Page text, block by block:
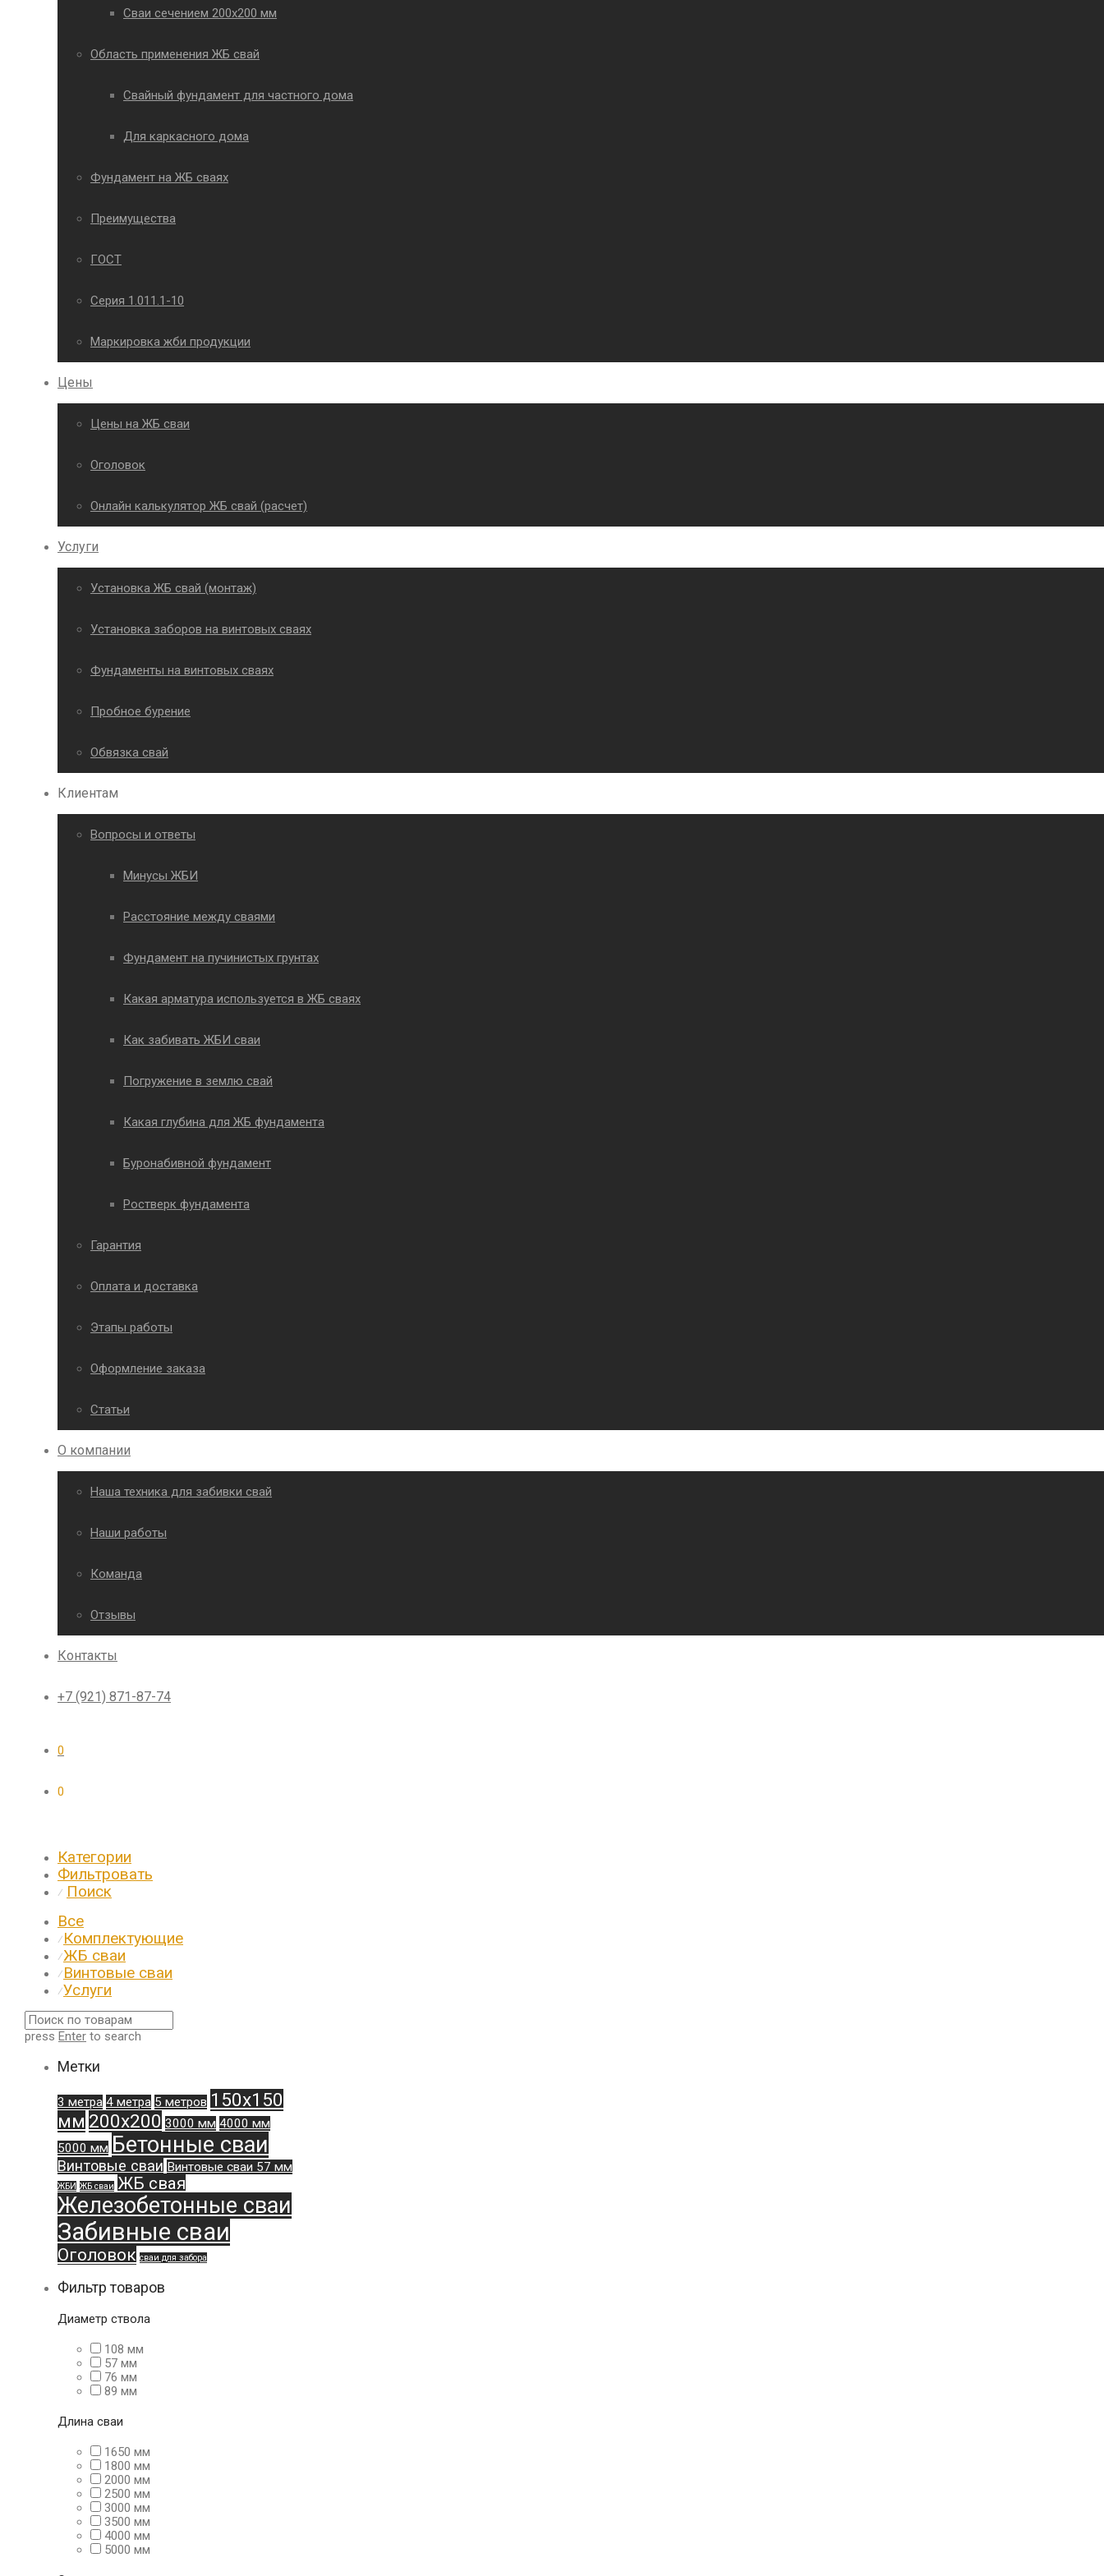
Сваи сечением 200х200 мм
Область применения ЖБ свай
Свайный фундамент для частного дома
Для каркасного дома
Фундамент на ЖБ сваях
Преимущества
ГОСТ
Серия 1.011.1-10
Маркировка жби продукции
Цены
Цены на ЖБ сваи
Оголовок
Онлайн калькулятор ЖБ свай (расчет)
Услуги
Установка ЖБ свай (монтаж)
Установка заборов на винтовых сваях
Фундаменты на винтовых сваях
Пробное бурение
Обвязка свай
Клиентам
Вопросы и ответы
Минусы ЖБИ
Расстояние между сваями
Фундамент на пучинистых грунтах
Какая арматура используется в ЖБ сваях
Как забивать ЖБИ сваи
Погружение в землю свай
Какая глубина для ЖБ фундамента
Буронабивной фундамент
Ростверк фундамента
Гарантия
Оплата и доставка
Этапы работы
Оформление заказа
Статьи
О компании
Наша техника для забивки свай
Наши работы
Команда
Отзывы
Контакты
+7 (921) 871-87-74
0
0
Категории
Фильтровать
⁄ Поиск
Все
⁄Комплектующие
⁄ЖБ сваи
⁄Винтовые сваи
⁄Услуги
press Enter to search
Метки
3 метра 4 метра 5 метров 150х150
мм 200х200 3000 мм 4000 мм
5000 мм Бетонные сваи
Винтовые сваи Винтовые сваи 57 мм
ЖБИ ЖБ сваи ЖБ свая
Железобетонные сваи
Забивные сваи
Оголовок сваи для забора
Фильтр товаров
Диаметр ствола
108 мм
57 мм
76 мм
89 мм
Длина сваи
1650 мм
1800 мм
2000 мм
2500 мм
3000 мм
3500 мм
4000 мм
5000 мм